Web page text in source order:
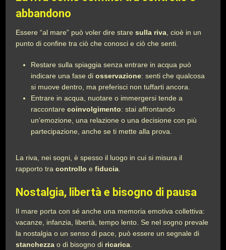
abbandono
Essere “al mare” può voler dire staresulla riva , cioè in un
punto di confine tra ciò che conosci e ciò che senti.
Restare sulla spiaggia senza entrare in acqua può
indicare una fase diosservazione: senti che qualcosa
si muove dentro, ma preferisci non tuffarti ancora.
Entrare in acqua, nuotare o immergersi tende a
raccontarecoinvolgimento: stai affrontando
un’emozione, una relazione o una decisione con più
partecipazione, anche se ti mette alla prova.
La riva, nei sogni, è spesso il luogo in cui si misura il
rapporto tracontrollo efiducia
Nostalgia, libertà e bisogno di pausa
Il mare porta con sé anche una memoria emotiva collettiva:
vacanze, infanzia, libertà, tempo lento. Se nel sogno prevale
la nostalgia o un senso di pace, può essere un segnale di
stanchezza o di bisogno di ricarica